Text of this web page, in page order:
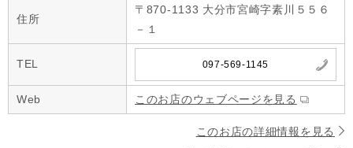
住所
〒870-1133 大分市宮崎字素川５５６
－１
TEL 097-569-1145
Web このお店のウェブページを見る
このお店の詳細情報を見る